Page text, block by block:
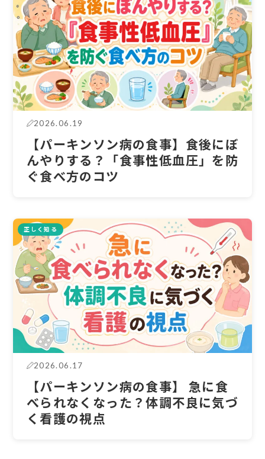
2026.06.19
【パーキンソン病の食事】食後にぼ
んやりする？「食事性低血圧」を防
ぐ食べ方のコツ
正しく知る
2026.06.17
【パーキンソン病の食事】 急に食
べられなくなった？体調不良に気づ
く看護の視点